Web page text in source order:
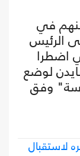
في
الرئيس
اضطرا
لوضع
وفق
لاستقبال